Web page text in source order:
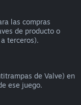
las compras
de producto o
terceros).
de Valve) en
ese juego.